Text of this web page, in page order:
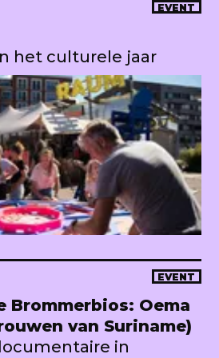
EVENT
het culturele jaar
EVENT
Brommerbios: Oema
van Suriname)
in